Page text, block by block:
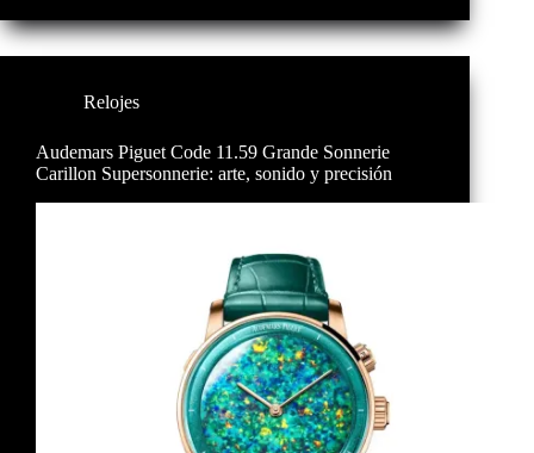
Relojes
Audemars Piguet Code 11.59 Grande Sonnerie
Carillon Supersonnerie: arte, sonido y precisión